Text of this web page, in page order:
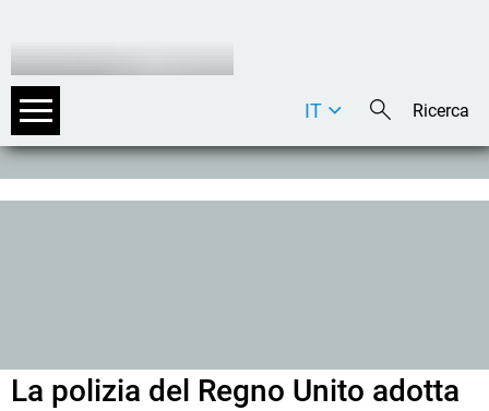
DE
IT
La polizia del Regno Unito adotta